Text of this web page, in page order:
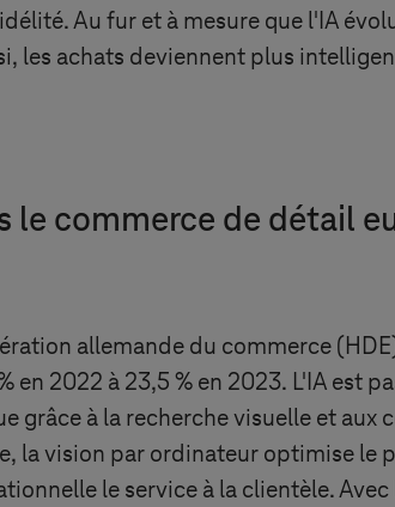
Au fur et à mesure que l'IA
les achats deviennent plus
le commerce de détail
allemande du commerce
en 2022 à 23,5 % en 2023. L'IA est
grâce à la recherche visuelle et
la vision par ordinateur optimise le
le service à la clientèle.